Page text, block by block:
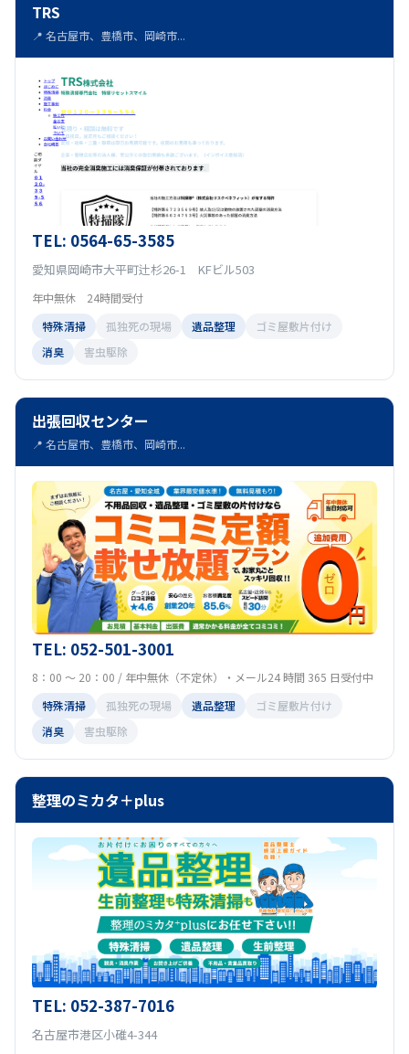
TRS
📍 名古屋市、豊橋市、岡崎市...
TEL: 0564-65-3585
愛知県岡崎市大平町辻杉26-1 KFビル503
年中無休 24時間受付
特殊清掃
孤独死の現場 遺品整理
ゴミ屋敷片付け
消臭
害虫駆除
出張回収センター
📍 名古屋市、豊橋市、岡崎市...
TEL: 052-501-3001
8：00 ～ 20：00 / 年中無休（不定休）・メール24 時間 365 日受付中
特殊清掃
孤独死の現場 遺品整理
ゴミ屋敷片付け
消臭
害虫駆除
整理のミカタ＋plus
TEL: 052-387-7016
名古屋市港区小碓4-344